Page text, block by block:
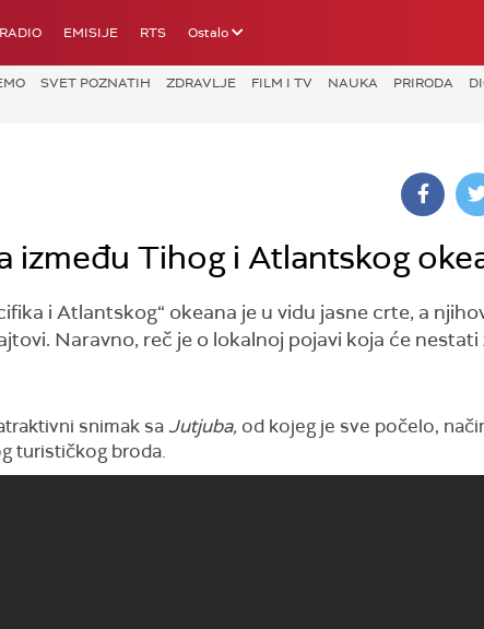
RADIO EMISIJE RTS Ostalo
SVET POZNATIH ZDRAVLJE FILM I TV NAUKA PRIRODA
između Tihog i Atlantskog
i Atlantskog“ okeana je u vidu jasne crte, a
Naravno, reč je o lokalnoj pojavi koja će
snimak sa Jutjuba, od kojeg je sve počelo,
turističkog broda.